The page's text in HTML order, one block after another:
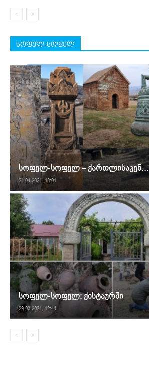
სოფელ-სოფელ
სოფელ-სოფელ – ქართლისაკენ…
21.04.2021. 18:01
სოფელ-სოფელ: ქისტაურში
29.03.2021. 12:44